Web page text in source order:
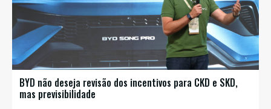
BYD não deseja revisão dos incentivos para CKD e SKD,
mas previsibilidade